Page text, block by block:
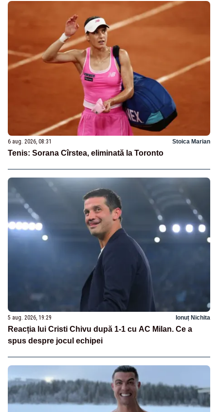
6 aug. 2026, 08:31 Stoica Marian
Tenis: Sorana Cîrstea, eliminată la Toronto
5 aug. 2026, 19:29 Ionuț Nichita
Reacția lui Cristi Chivu după 1-1 cu AC Milan. Ce a
spus despre jocul echipei